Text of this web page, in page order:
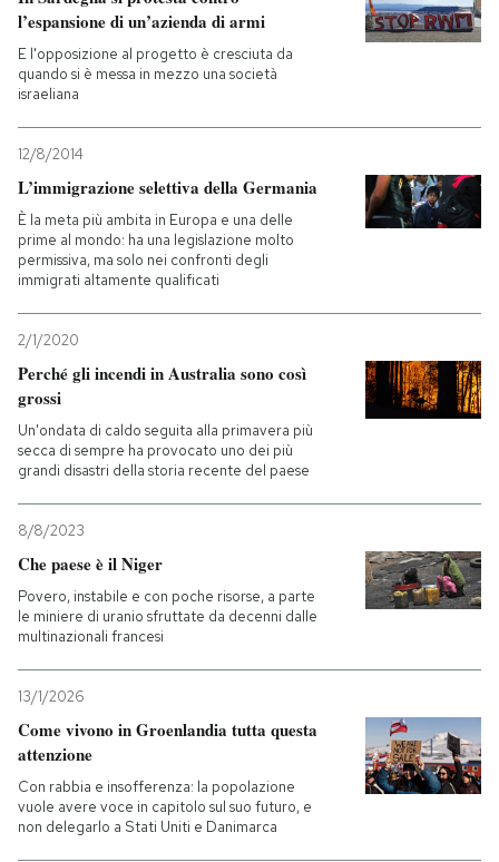
l’espansione di un’azienda di armi
E l'opposizione al progetto è cresciuta da
quando si è messa in mezzo una società
israeliana
12/8/2014
L’immigrazione selettiva della Germania
È la meta più ambita in Europa e una delle
prime al mondo: ha una legislazione molto
permissiva, ma solo nei confronti degli
immigrati altamente qualificati
2/1/2020
Perché gli incendi in Australia sono così
grossi
Un'ondata di caldo seguita alla primavera più
secca di sempre ha provocato uno dei più
grandi disastri della storia recente del paese
8/8/2023
Che paese è il Niger
Povero, instabile e con poche risorse, a parte
le miniere di uranio sfruttate da decenni dalle
multinazionali francesi
13/1/2026
Come vivono in Groenlandia tutta questa
attenzione
Con rabbia e insofferenza: la popolazione
vuole avere voce in capitolo sul suo futuro, e
non delegarlo a Stati Uniti e Danimarca